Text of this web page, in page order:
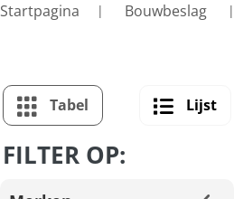
Startpagina Bouwbeslag
Tabel Lijst
FILTER OP: